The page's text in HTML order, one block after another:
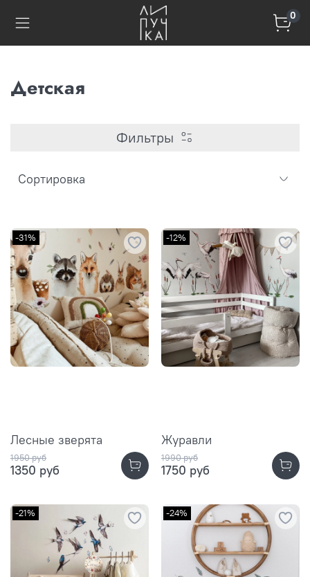
0
Детская
Фильтры
-31%
Лесные зверята
1950 руб
1350 руб
-12%
Журавли
1990 руб
1750 руб
-21% -24%